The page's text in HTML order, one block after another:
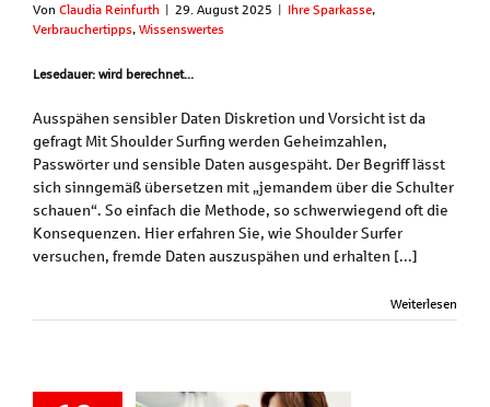
Von Claudia Reinfurth | 29. August 2025 | Ihre Sparkasse,
Verbrauchertipps, Wissenswertes
Lesedauer: wird berechnet...
Ausspähen sensibler Daten Diskretion und Vorsicht ist da
gefragt Mit Shoulder Surfing werden Geheimzahlen,
Passwörter und sensible Daten ausgespäht. Der Begriff lässt
sich sinngemäß übersetzen mit „jemandem über die Schulter
schauen“. So einfach die Methode, so schwerwiegend oft die
Konsequenzen. Hier erfahren Sie, wie Shoulder Surfer
versuchen, fremde Daten auszuspähen und erhalten [...]
Weiterlesen